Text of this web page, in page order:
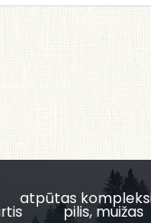
atpūtas
pilis, muižas